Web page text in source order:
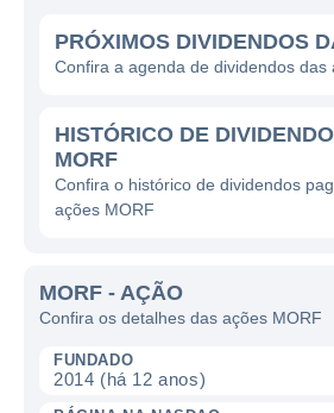
PRÓXIMOS DIVIDENDOS
Confira a agenda de dividendos das
HISTÓRICO DE
MORF
Confira o histórico de dividendos
ações MORF
MORF - AÇÃO
Confira os detalhes das ações MORF
FUNDADO
2014 (há 12 anos)